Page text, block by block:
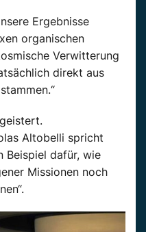
Ergebnisse
organischen
Verwitterung
direkt aus
Altobelli spricht
Beispiel dafür, wie
Missionen noch